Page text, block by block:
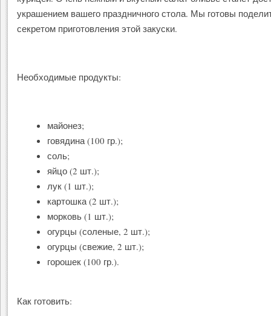
украшением вашего праздничного стола. Мы готовы
секретом приготовления этой закуски.
Необходимые продукты:
майонез;
говядина (100 гр.);
соль;
яйцо (2 шт.);
лук (1 шт.);
картошка (2 шт.);
морковь (1 шт.);
огурцы (соленые, 2 шт.);
огурцы (свежие, 2 шт.);
горошек (100 гр.).
Как готовить: